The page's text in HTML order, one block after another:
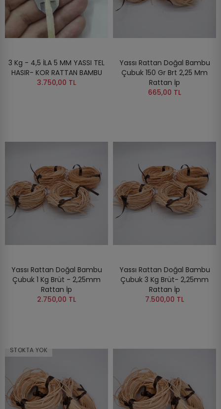
3 Kg - 4,5 İLA 5 MM YASSI TEL
HASIR- KOR RATTAN BAMBU
3.750,00 TL
Yassı Rattan Doğal Bambu
Çubuk 150 Gr Brt 2,25 Mm
Rattan İp
665,00 TL
Yassı Rattan Doğal Bambu
Çubuk 1 Kg Brüt - 2,25mm
Rattan İp
2.750,00 TL
Yassı Rattan Doğal Bambu
Çubuk 3 Kg Brüt- 2,25mm
Rattan İp
7.500,00 TL
STOKTA YOK